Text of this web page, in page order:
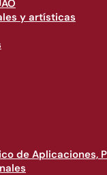
y artísticas
de Aplicaciones,